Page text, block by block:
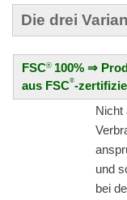
Die drei
FSC® 100% ⇒
aus FSC®-
Nicht
und
bei